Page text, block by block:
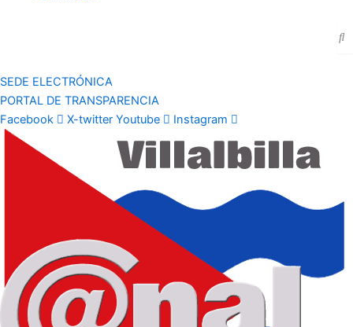
SEDE ELECTRÓNICA
PORTAL DE TRANSPARENCIA
Facebook
X-twitter Youtube Instagram